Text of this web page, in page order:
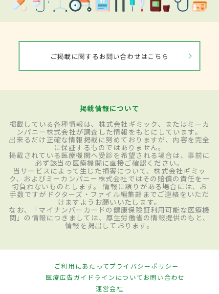
ご掲載に関するお問い合わせはこちら
掲載情報について
掲載している各種情報は、株式会社ギミック、またはミーカ
ンパニー株式会社が調査した情報をもとにしています。
出来るだけ正確な情報掲載に努めておりますが、内容を完全
に保証するものではありません。
掲載されている医療機関へ受診を希望される場合は、事前に
必ず該当の医療機関に直接ご確認ください。
当サービスによって生じた損害について、株式会社ギミッ
ク、およびミーカンパニー株式会社ではその賠償の責任を一
切負わないものとします。 情報に誤りがある場合には、お
手数ですがドクターズ・ファイル編集部までご連絡をいただ
けますようお願いいたします。
なお、「マイナンバーカードの健康保険証利用可能な医療機
関」の情報につきましては、厚生労働省の情報提供のもと、
情報を掲出しております。
ご利用にあたってプライバシーポリシー
医療広告ガイドラインについてお問い合わせ
運営会社